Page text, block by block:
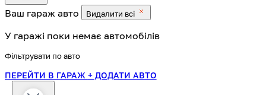
Ваш гараж авто Видалити всі
У гаражі поки немає автомобілів
Фільтрувати по авто
ПЕРЕЙТИ В ГАРАЖ + ДОДАТИ АВТО